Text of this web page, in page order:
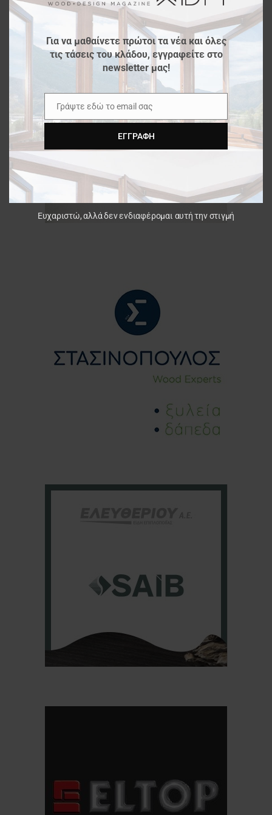
Για να μαθαίνετε πρώτοι τα νέα και όλες
τις τάσεις του κλάδου, εγγραφείτε στο
newsletter μας!
Email
Γράψτε εδώ το email σας
ΕΓΓΡΑΦΉ
Ευχαριστώ, αλλά δεν ενδιαφέρομαι αυτή την στιγμή